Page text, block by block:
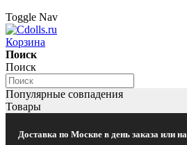
Toggle Nav
Корзина
Поиск
Поиск
Популярные совпадения
Товары
Доставка по Москве в день заказа или